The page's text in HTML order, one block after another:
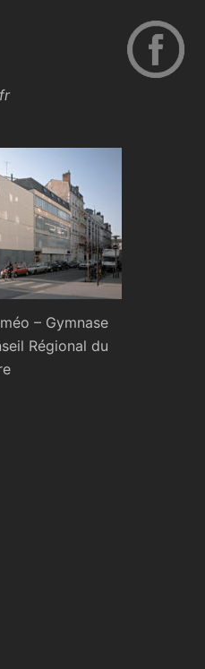
– Gymnase
Régional du